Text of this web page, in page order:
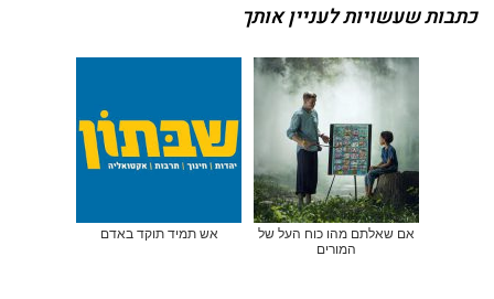
כתבות שעשויות לעניין אותך
אם שאלתם מהו כוח העל של
המורים
אש תמיד תוקד באדם